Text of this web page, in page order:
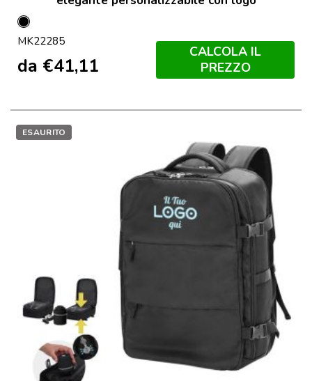
Nero
MK22285
da €41,11
CALCOLA IL
PREZZO
ESAURITO